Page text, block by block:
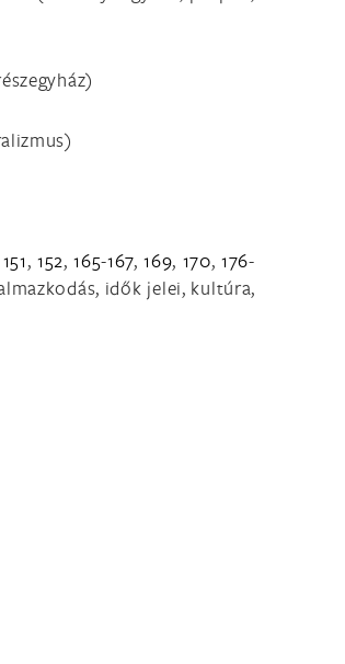
151, 152,165-167,169, 170, 176-
idők jelei, kultúra,